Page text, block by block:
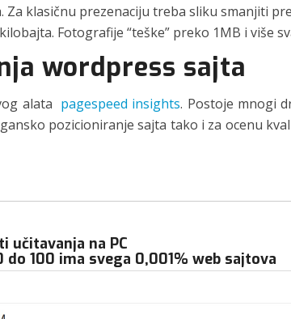
klasičnu prezenaciju treba sliku smanjiti
Fotografije “teške” preko 1MB i više
wordpress sajta
alata pagespeed insights. Postoje mnogi
pozicioniranje sajta tako i za ocenu
učitavanja na PC
100 ima svega 0,001% web sajtova